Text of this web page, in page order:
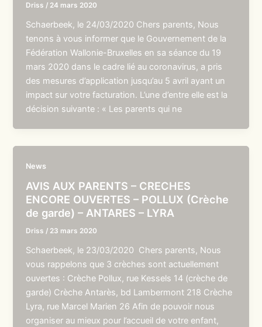
Driss / 24 mars 2020
Schaerbeek, le 24/03/2020 Chers parents, Nous
tenons à vous informer que le Gouvernement de la
Fédération Wallonie-Bruxelles en sa séance du 19
mars 2020 dans le cadre lié au coronavirus, a pris
des mesures d’application jusqu’au 5 avril ayant un
impact sur votre facturation. L’une d’entre elle est la
décision suivante : « Les parents qui ne
News
AVIS AUX PARENTS – CRECHES
ENCORE OUVERTES – POLLUX (Crèche
de garde) – ANTARES – LYRA
Driss / 23 mars 2020
Schaerbeek, le 23/03/2020 Chers parents, Nous
vous rappelons que 3 crèches sont actuellement
ouvertes : Crèche Pollux, rue Kessels 14 (crèche de
garde) Crèche Antarès, bd Lambermont 218 Crèche
Lyra, rue Marcel Marien 26 Afin de pouvoir nous
organiser au mieux pour l’accueil de votre enfant,